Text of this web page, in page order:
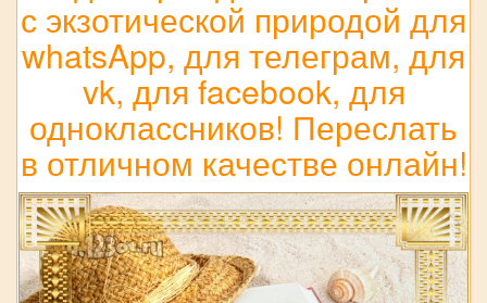
с экзотической природой для
whatsApp, для телеграм, для
vk, для facebook, для
одноклассников! Переслать
в отличном качестве онлайн!